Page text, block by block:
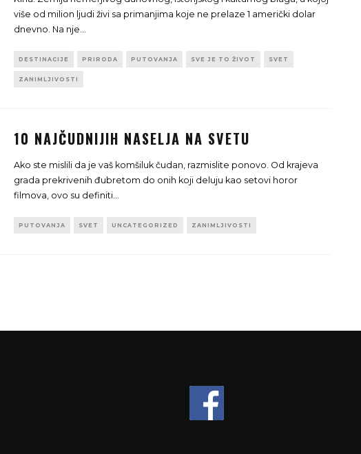
više od milion ljudi živi sa primanjima koje ne prelaze 1 američki dolar
dnevno. Na nje...
DESTINACIJE PRIRODA PUTOVANJA SVE JE TO ŽIVOT SVET
ZANIMLJIVOSTI
10 NAJČUDNIJIH NASELJA NA SVETU
Ako ste mislili da je vaš komšiluk čudan, razmislite ponovo. Od krajeva
grada prekrivenih đubretom do onih koji deluju kao setovi horor
filmova, ovo su definiti...
PUTOVANJA SVET UNCATEGORIZED ZANIMLJIVOSTI